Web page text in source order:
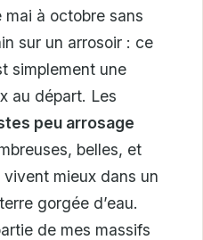
à octobre sans
sur un arrosoir : ce
simplement une
au départ. Les
peu arrosage
belles, et
vivent mieux dans un
gorgée d’eau.
de mes massifs